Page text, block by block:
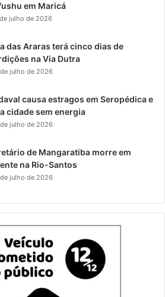
em Maricá
julho de 2026
das Araras terá cinco dias de
na Via Dutra
julho de 2026
causa estragos em Seropédica e
cidade sem energia
julho de 2026
de Mangaratiba morre em
na Rio-Santos
julho de 2026